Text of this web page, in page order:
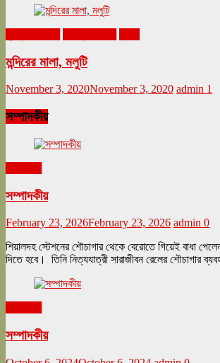
মন্দিরের মালা, মলুটি
November 3, 2020November 3, 2020 admin 1
সম্পাদকীয়
সম্পাদকীয়
February 23, 2026February 23, 2026 admin 0
শিয়ালদহ স্টেশনের শৌচাগার থেকে বেরোতে গিয়েই বাধা
দিতে হবে। তিনি নিত্যযাত্রী সারাজীবন রেলের শৌচাগার
সম্পাদকীয়